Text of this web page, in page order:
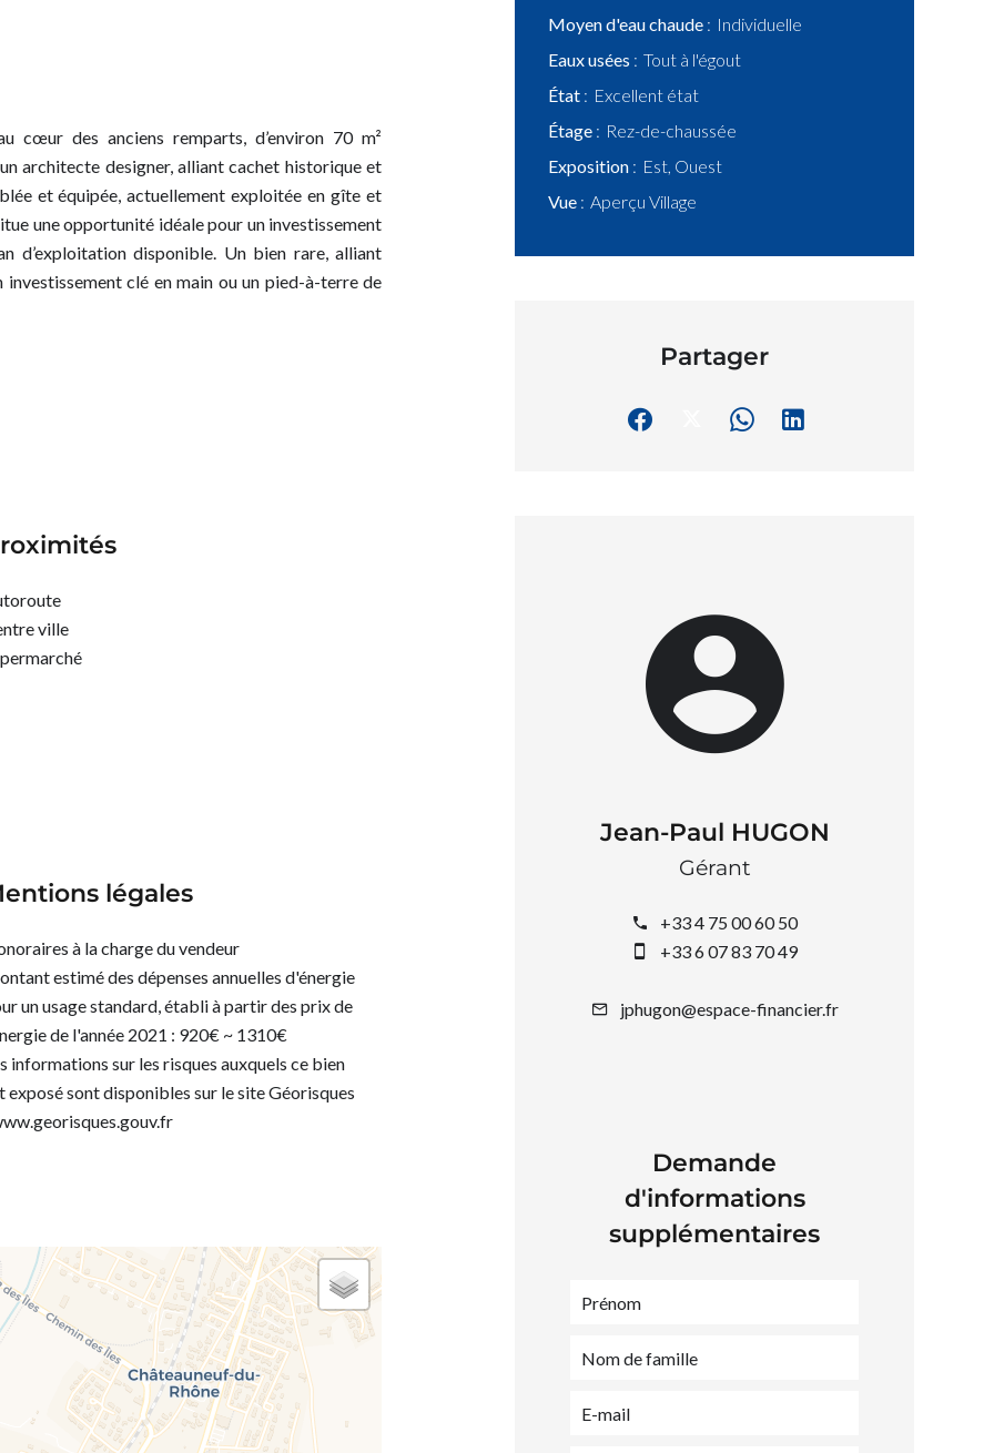
cœur des anciens remparts, d’environ 70 m²
architecte designer, alliant cachet historique et
et équipée, actuellement exploitée en gîte et
une opportunité idéale pour un investissement
d’exploitation disponible. Un bien rare, alliant
clé en main ou un pied-à-terre de
ville
légales
à la charge du vendeur
estimé des dépenses annuelles d'énergie
un usage standard, établi à partir des prix de
de l'année 2021 : 920€ ~ 1310€
informations sur les risques auxquels ce bien
exposé sont disponibles sur le site Géorisques
Moyen d'eau chaude
Individuelle
Eaux usées
Tout à l'égout
État
Excellent état
Étage
Rez-de-chaussée
Exposition
Est, Ouest
Vue
Aperçu Village
Partager
Jean-Paul HUGON
Gérant
+33 4 75 00 60 50
+33 6 07 83 70 49
jphugon@espace-financier.fr
Demande
d'informations
supplémentaires